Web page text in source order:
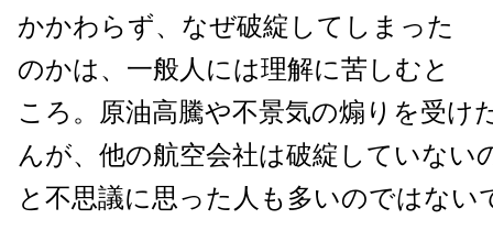
かかわらず、なぜ破綻してしまった
のかは、一般人には理解に苦しむと
ころ。原油高騰や不景気の煽りを受け
んが、他の航空会社は破綻していない
と不思議に思った人も多いのではない